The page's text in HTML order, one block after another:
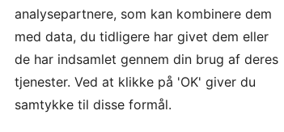
du trænger til en aften med grin i
for, at det bliver en stor aften!
analysepartnere, som kan kombinere dem
med data, du tidligere har givet dem eller
de har indsamlet gennem din brug af deres
tjenester. Ved at klikke på 'OK' giver du
samtykke til disse formål.